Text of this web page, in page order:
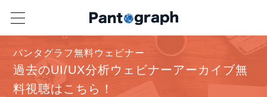
パンタグラフ無料ウェビナー
過去のUI/UX分析ウェビナーアーカイブ無
料視聴はこちら！